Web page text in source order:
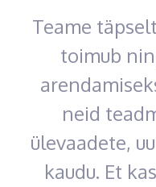
Teame
toimub
neid
ülevaadete,
kaudu. Et